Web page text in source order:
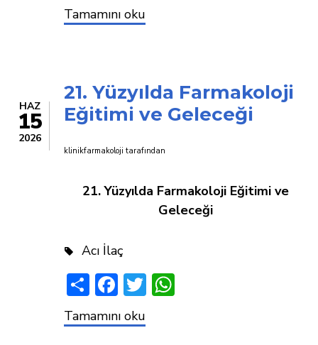
İLAÇTA
DEĞER
Tamamını oku
HAZ
15
2026
21. Yüzyılda Farmakoloji
Eğitimi ve Geleceği
klinikfarmakoloji tarafından
21. Yüzyılda Farmakoloji Eğitimi ve
Geleceği
Acı İlaç
ShareFacebook
Twitter
21.
Yüzyılda
Tamamını oku